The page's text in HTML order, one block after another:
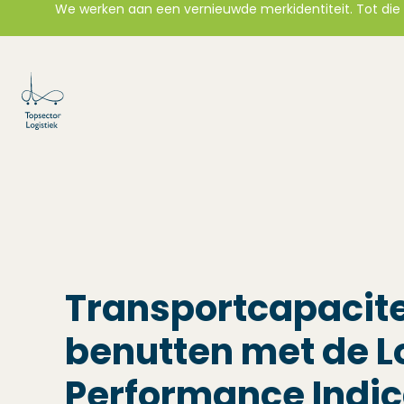
We werken aan een vernieuwde merkidentiteit. Tot
benutten met de